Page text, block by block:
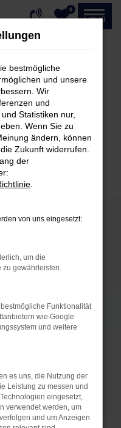
0
MENÜ
helfen können:
und deine
Beispiel deine
Seiten
Seite in einem
privaten
vorübergehende
Stand
nur ein
auch dazu
nicht mehr
bestmögliche
und unsere
Wir
und
Statistiken nur,
Wenn Sie zu
ändern, können
Zukunft widerrufen.
der
von uns eingesetzt:
um die
zu gewährleisten.
Funktionalität
wie Google
und weitere
es uns, die Nutzung der
Leistung zu messen und
eingesetzt,
verwendet werden, um
und um Anzeigen